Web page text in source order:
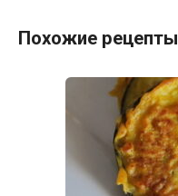
Похожие рецепты